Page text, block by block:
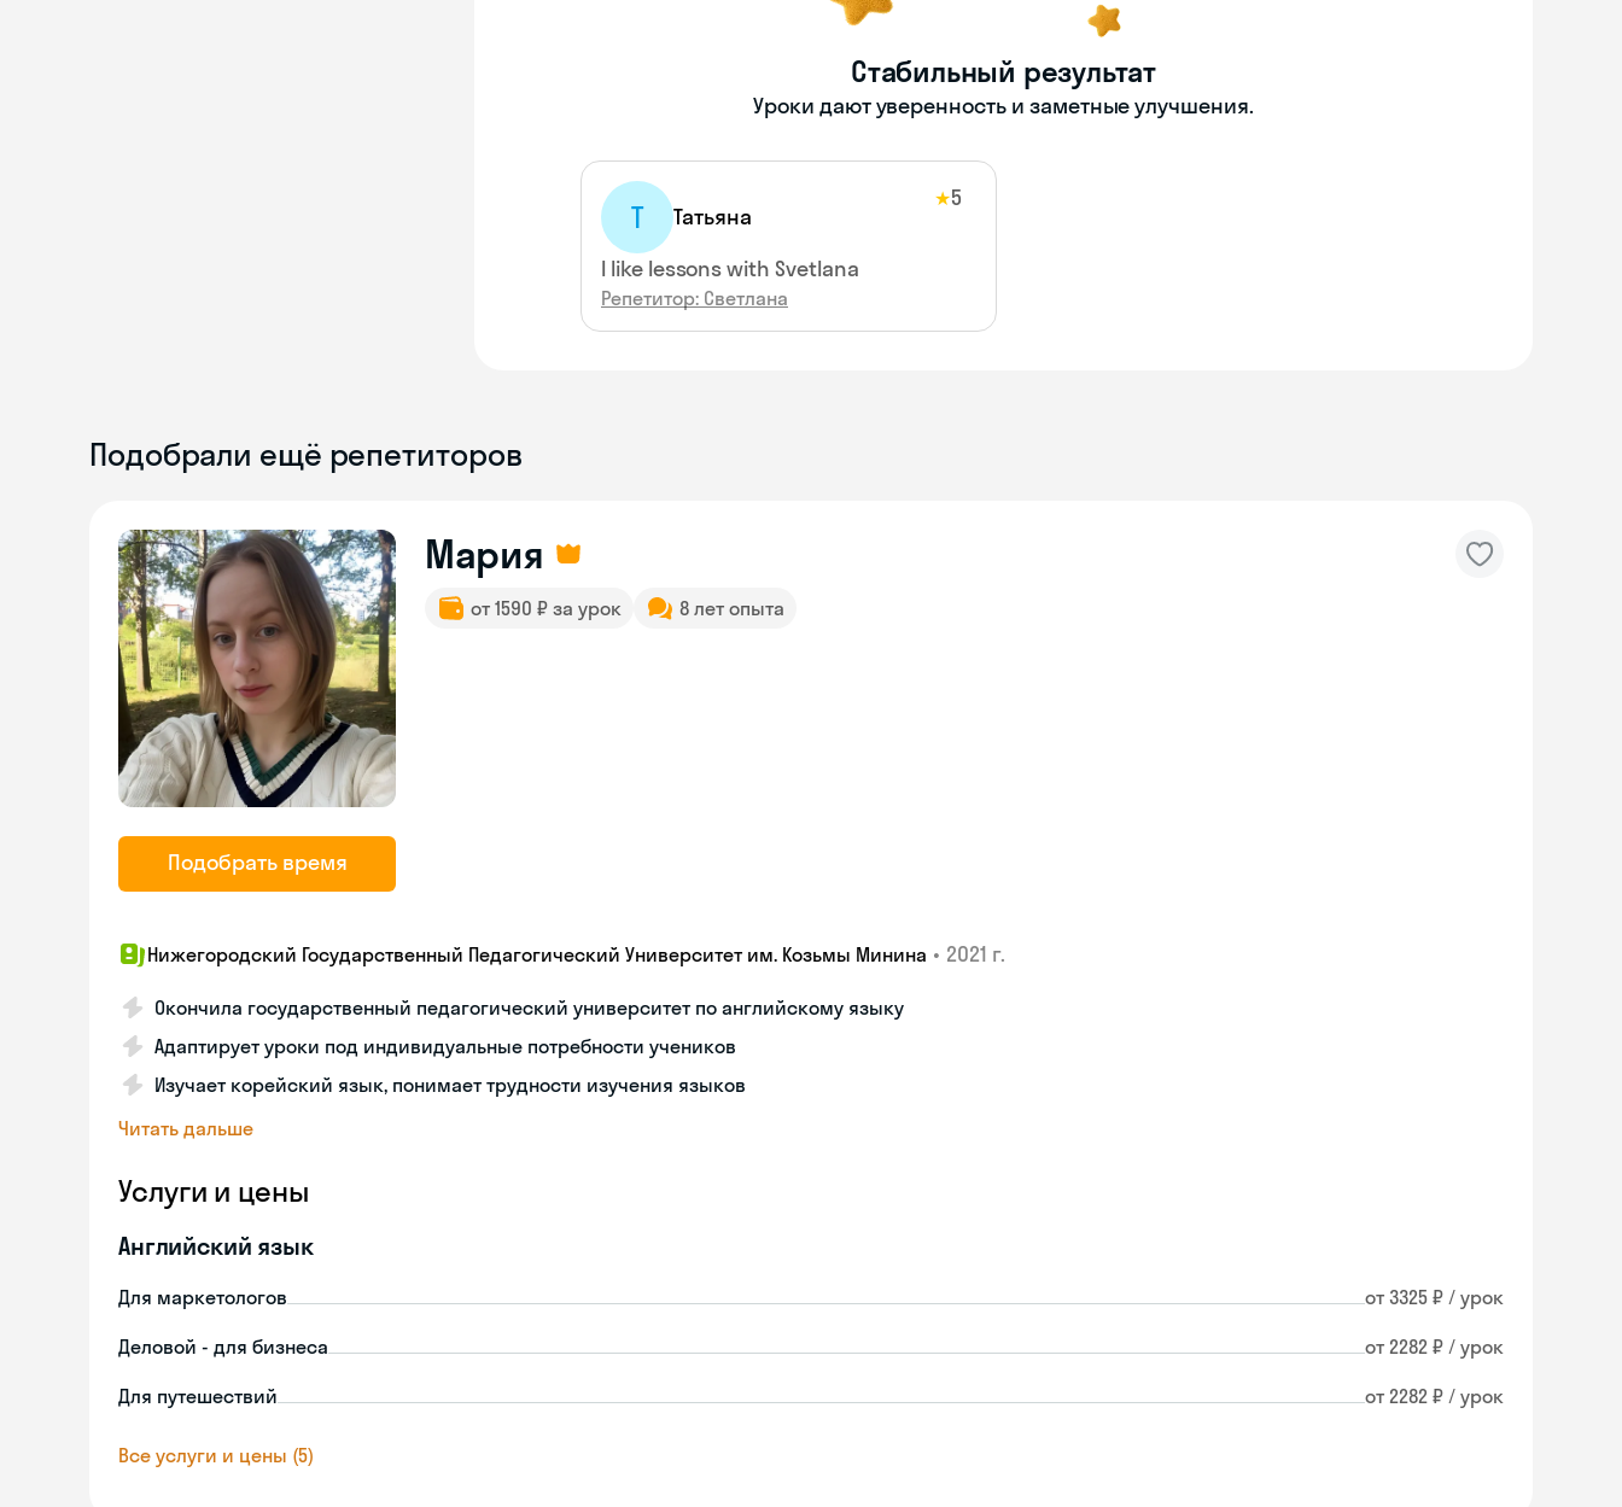
Стабильный результат
Уроки дают уверенность и заметные улучшения.
Т Татьяна
★5
I like lessons with Svetlana
Репетитор: Светлана
Подобрали ещё репетиторов
Подобрать время
Мария
от 1590 ₽ за урок 8 лет опыта
Нижегородский Государственный Педагогический Университет им. Козьмы Минина • 2021 г.
Окончила государственный педагогический университет по английскому языку
Адаптирует уроки под индивидуальные потребности учеников
Изучает корейский язык, понимает трудности изучения языков
Читать дальше
Услуги и цены
Английский язык
Для маркетологов от 3325 ₽ / урок
Деловой - для бизнеса от 2282 ₽ / урок
Для путешествий от 2282 ₽ / урок
Все услуги и цены (5)